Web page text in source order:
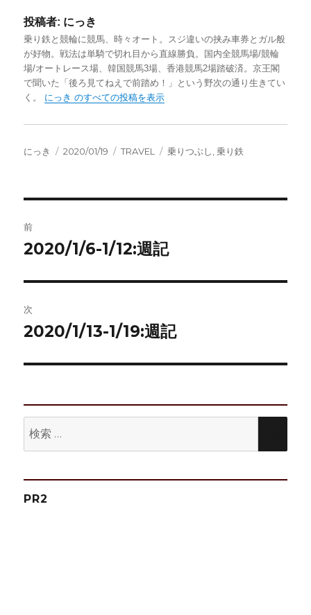
投稿者: にっき
乗り鉄と競輪に競馬、時々オート。スジ違いの挟み車券とガル般
が好物。戦法は単騎で切れ目から直線勝負。国内全競馬場/競輪
場/オートレース場、韓国競馬3場、香港競馬2場踏破済。京王閣
で聞いた「後ろ見てねえで前踏め！」という野次の通り生きてい
く。 にっき のすべての投稿を表示
投
にっき
投
2020/01/19
カ
TRAVEL
タ
乗りつぶし ,乗り鉄
稿
ビ
ゲ
ー
ョ
ン
前
前
投
稿:
2020/1/6-1/12:週記
次
次
投
2020/1/13-1/19:週記
索
PR2